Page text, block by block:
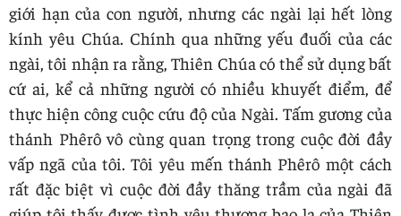
giới hạn của con người, nhưng các ngài lại hết lòng
kính yêu Chúa. Chính qua những yếu đuối của các
ngài, tôi nhận ra rằng, Thiên Chúa có thể sử dụng bất
cứ ai, kể cả những người có nhiều khuyết điểm, để
thực hiện công cuộc cứu độ của Ngài. Tấm gương của
thánh Phêrô vô cùng quan trọng trong cuộc đời đầy
vấp ngã của tôi. Tôi yêu mến thánh Phêrô một cách
rất đặc biệt vì cuộc đời đầy thăng trầm của ngài đã